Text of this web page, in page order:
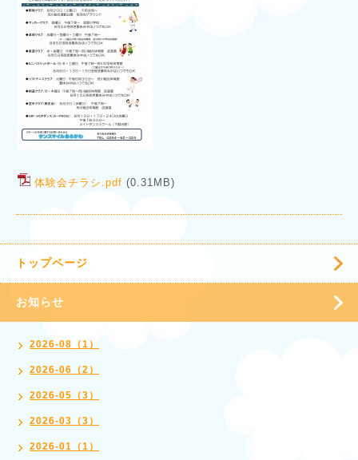
体験会チラシ.pdf (0.31MB)
トップページ
お知らせ
2026-08（1）
2026-06（2）
2026-05（3）
2026-03（3）
2026-01（1）